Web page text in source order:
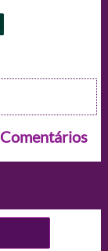
Comentários